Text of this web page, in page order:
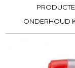
ONDERHOUD